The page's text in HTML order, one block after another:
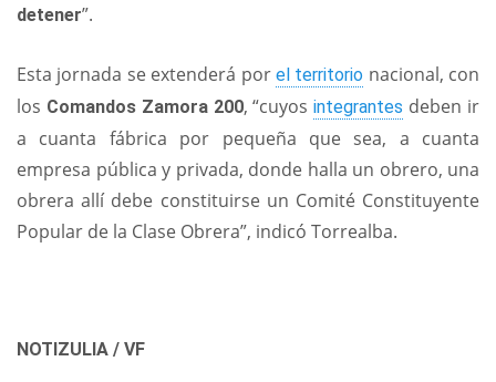
detener”.
Esta jornada se extenderá por el territorio nacional, con
los Comandos Zamora 200, “cuyosintegrantes deben ir
a cuanta fábrica por pequeña que sea, a cuanta
empresa pública y privada, donde halla un obrero, una
obrera allí debe constituirse un Comité Constituyente
Popular de la Clase Obrera”, indicó Torrealba.
NOTIZULIA / VF